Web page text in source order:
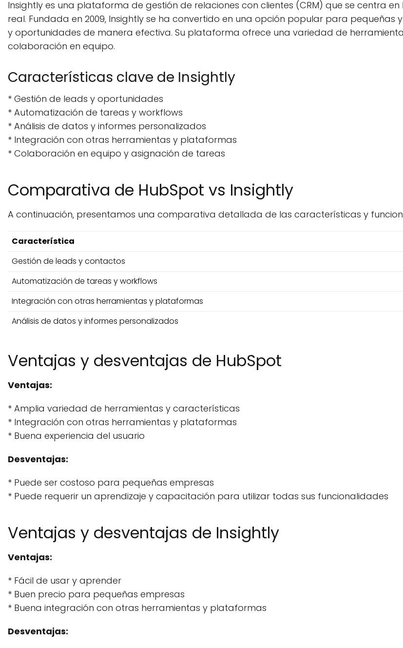
Insightly es una plataforma de gestión de relaciones con clientes (CRM) que se centra
real. Fundada en 2009, Insightly se ha convertido en una opción popular para
y oportunidades de manera efectiva. Su plataforma ofrece una variedad de
colaboración en equipo.
Características clave de Insightly
* Gestión de leads y oportunidades
* Automatización de tareas y workflows
* Análisis de datos y informes personalizados
* Integración con otras herramientas y plataformas
* Colaboración en equipo y asignación de tareas
Comparativa de HubSpot vs Insightly
A continuación, presentamos una comparativa detallada de las características y
Característica
Gestión de leads y contactos
Automatización de tareas y workflows
Integración con otras herramientas y plataformas
Análisis de datos y informes personalizados
Ventajas y desventajas de HubSpot
Ventajas:
* Amplia variedad de herramientas y características
* Integración con otras herramientas y plataformas
* Buena experiencia del usuario
Desventajas:
* Puede ser costoso para pequeñas empresas
* Puede requerir un aprendizaje y capacitación para utilizar todas sus funcionalidades
Ventajas y desventajas de Insightly
Ventajas:
* Fácil de usar y aprender
* Buen precio para pequeñas empresas
* Buena integración con otras herramientas y plataformas
Desventajas: